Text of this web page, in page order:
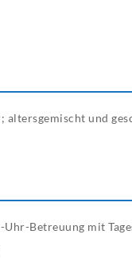
altersgemischt und
Uhr-Betreuung mit